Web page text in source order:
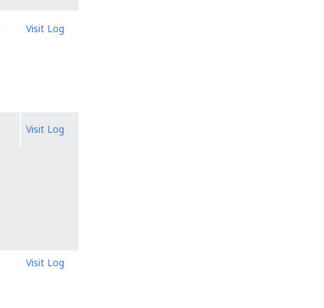
Visit Log
Visit Log
Visit Log